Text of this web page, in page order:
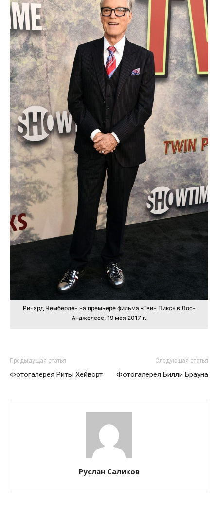
Ричард Чемберлен на премьере фильма «Твин Пикс» в Лос-
Анджелесе, 19 мая 2017 г.
Предыдущая статья
Фотогалерея Риты Хейворт
Следующая статья
Фотогалерея Билли Брауна
Руслан Саликов